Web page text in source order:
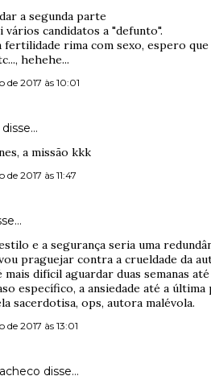
a segunda parte
vários candidatos a "defunto".
fertilidade rima com sexo, espero
hehehe...
de 2017 às 10:01
disse…
a missão kkk
2017 às 11:47
e a segurança seria uma
praguejar contra a crueldade da
mais difícil aguardar duas semanas
específico, a ansiedade até a
sacerdotisa, ops, autora malévola.
2017 às 13:01
disse…